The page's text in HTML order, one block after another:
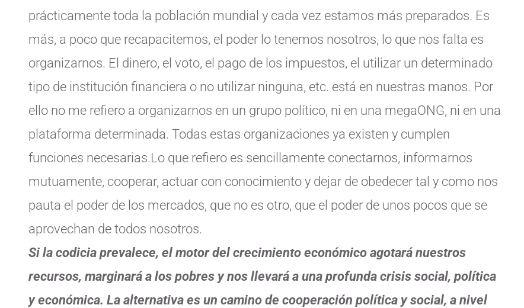
prácticamente toda la población mundial y cada vez estamos más preparados. Es
más, a poco que recapacitemos, el poder lo tenemos nosotros, lo que nos falta es
organizarnos. El dinero, el voto, el pago de los impuestos, el utilizar un determinado
tipo de institución financiera o no utilizar ninguna, etc. está en nuestras manos. Por
ello no me refiero a organizarnos en un grupo político, ni en una megaONG, ni en una
plataforma determinada. Todas estas organizaciones ya existen y cumplen
funciones necesarias.Lo que refiero es sencillamente conectarnos, informarnos
mutuamente, cooperar, actuar con conocimiento y dejar de obedecer tal y como nos
pauta el poder de los mercados, que no es otro, que el poder de unos pocos que se
aprovechan de todos nosotros.
Si la codicia prevalece, el motor del crecimiento económico agotará nuestros
recursos, marginará a los pobres y nos llevará a una profunda crisis social, política
y económica. La alternativa es un camino de cooperación política y social, a nivel